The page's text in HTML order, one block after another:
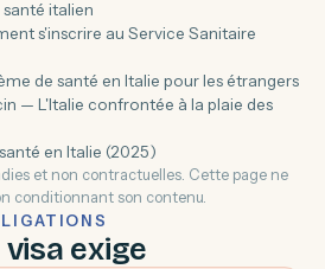
santé italien
s'inscrire au Service Sanitaire
de santé en Italie pour les étrangers
— L'Italie confrontée à la plaie des
en Italie (2025)
et non contractuelles. Cette page ne
conditionnant son contenu.
exige